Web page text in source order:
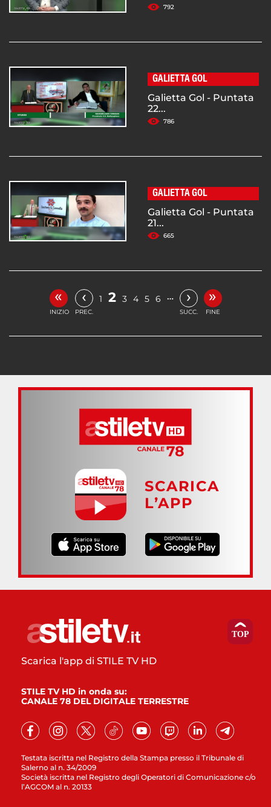
792
GALIETTA GOL
Galietta Gol - Puntata
22...
786
GALIETTA GOL
Galietta Gol - Puntata
21...
665
«
INIZIO
‹
PREC.
1 2 3 4 5 6 … ›
SUCC.
»
FINE
SCARICA
L’APP
Testata iscritta nel Registro della Stampa presso il Tribunale di
Salerno al n. 34/2009
Società iscritta nel Registro degli Operatori di Comunicazione c/o
l’AGCOM al n. 20133
Scarica l'app di STILE TV HD
STILE TV HD in onda su:
CANALE 78 DEL DIGITALE TERRESTRE